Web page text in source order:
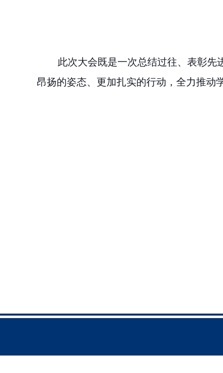
此次大会既是一次总结过往、表彰
昂扬的姿态、更加扎实的行动，全力推动